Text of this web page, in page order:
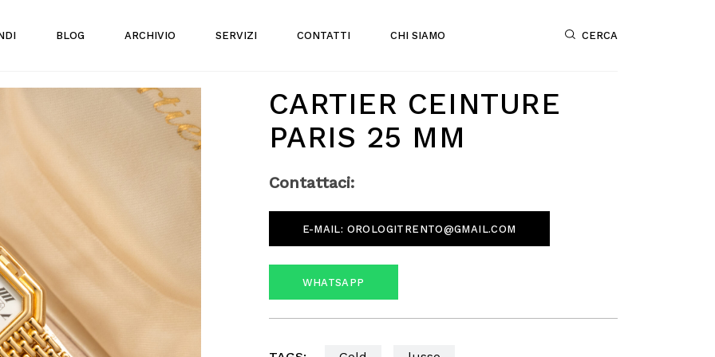
BLOG ARCHIVIO SERVIZI CONTATTI CHI SIAMO CERCA
CARTIER CEINTURE
PARIS 25 MM
Contattaci:
E-MAIL: OROLOGITRENTO@GMAIL.COM
WHATSAPP